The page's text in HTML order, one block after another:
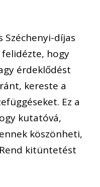
Széchenyi-díjas
hogy
érdeklődést
kereste a
Ez a
kutatóvá,
köszönheti,
kitüntetést